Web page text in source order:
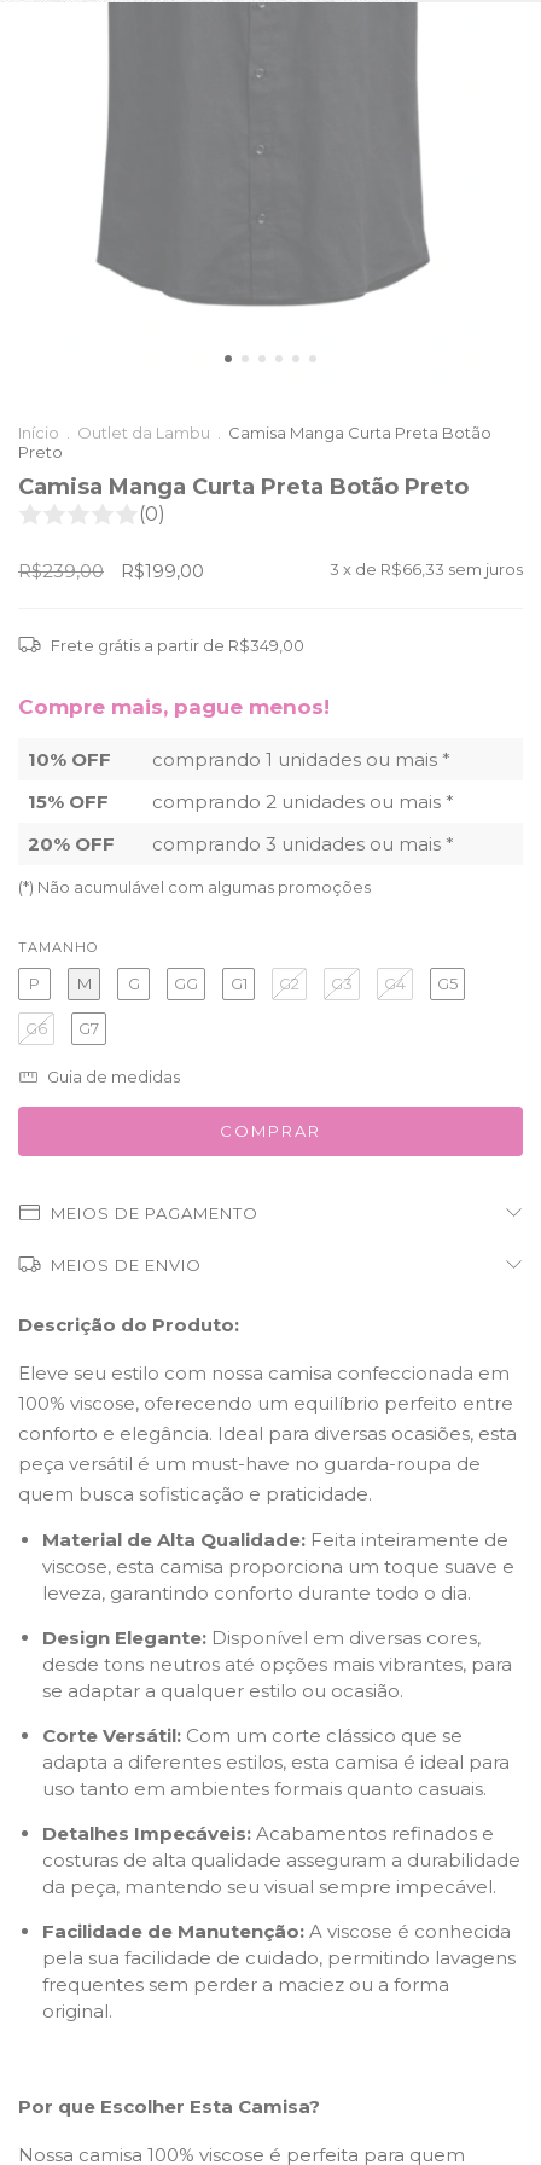
Início Outlet da Lambu
Camisa Manga Curta Preta Botão
Preto
Camisa Manga Curta Preta Botão Preto
(0)
R$239,00 R$199,00 3 x de R$66,33 sem juros
Frete grátis a partir de R$349,00
Compre mais, pague menos!
10% OFF
comprando 1 unidades ou mais *
15% OFF
comprando 2 unidades ou mais *
20% OFF
comprando 3 unidades ou mais *
(*) Não acumulável com algumas promoções
TAMANHO
P M G GG G1 G2 G3 G4 G5
G6 G7
Guia de medidas
MEIOS DE PAGAMENTO
MEIOS DE ENVIO
Descrição do Produto:
Eleve seu estilo com nossa camisa confeccionada em
100% viscose, oferecendo um equilíbrio perfeito entre
conforto e elegância. Ideal para diversas ocasiões, esta
peça versátil é um must-have no guarda-roupa de
quem busca sofisticação e praticidade.
Material de Alta Qualidade: Feita inteiramente de
viscose, esta camisa proporciona um toque suave e
leveza, garantindo conforto durante todo o dia.
Design Elegante: Disponível em diversas cores,
desde tons neutros até opções mais vibrantes, para
se adaptar a qualquer estilo ou ocasião.
Corte Versátil: Com um corte clássico que se
adapta a diferentes estilos, esta camisa é ideal para
uso tanto em ambientes formais quanto casuais.
Detalhes Impecáveis: Acabamentos refinados e
costuras de alta qualidade asseguram a durabilidade
da peça, mantendo seu visual sempre impecável.
Facilidade de Manutenção: A viscose é conhecida
pela sua facilidade de cuidado, permitindo lavagens
frequentes sem perder a maciez ou a forma
original.
Por que Escolher Esta Camisa?
Nossa camisa 100% viscose é perfeita para quem